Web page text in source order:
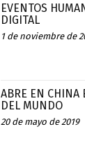
EVENTOS
DIGITAL
1 de noviembre de
ABRE EN CHINA
DEL MUNDO
20 de mayo de 2019